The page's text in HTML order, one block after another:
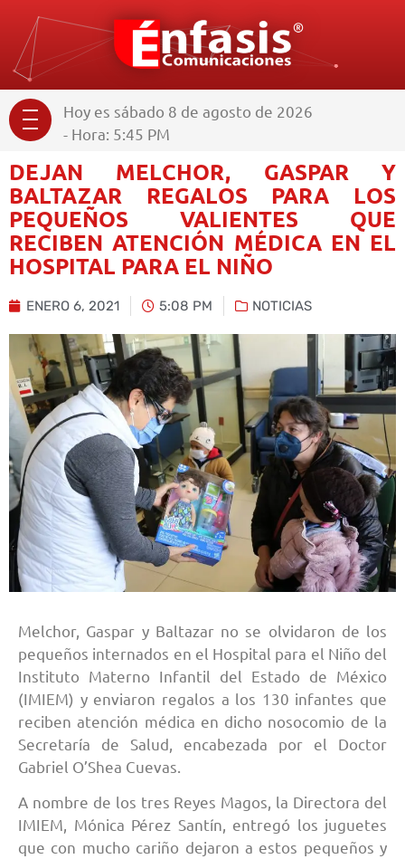
Hoy es sábado 8 de agosto de 2026
- Hora: 5:45 PM
DEJAN MELCHOR, GASPAR Y
BALTAZAR REGALOS PARA LOS
PEQUEÑOS VALIENTES QUE
RECIBEN ATENCIÓN MÉDICA EN EL
HOSPITAL PARA EL NIÑO
ENERO 6, 2021 5:08 PM NOTICIAS
Melchor, Gaspar y Baltazar no se olvidaron de los
pequeños internados en el Hospital para el Niño del
Instituto Materno Infantil del Estado de México
(IMIEM) y enviaron regalos a los 130 infantes que
reciben atención médica en dicho nosocomio de la
Secretaría de Salud, encabezada por el Doctor
Gabriel O’Shea Cuevas.
A nombre de los tres Reyes Magos, la Directora del
IMIEM, Mónica Pérez Santín, entregó los juguetes
que con mucho cariño dejaron a estos pequeños y